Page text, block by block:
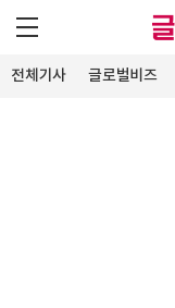
전체기사 글로벌비즈